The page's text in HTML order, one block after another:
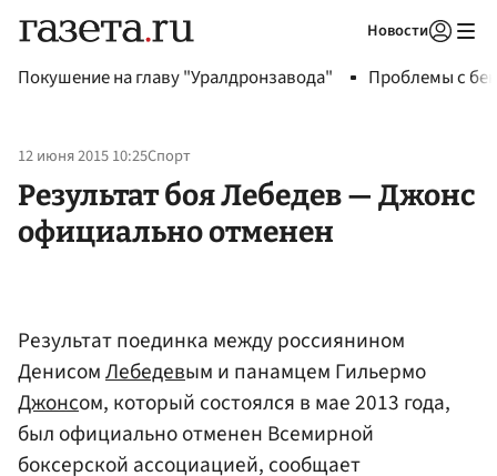
Новости
Покушение на главу "Уралдронзавода" Проблемы с
12 июня 2015 10:25Спорт
Результат боя Лебедев — Джонс
официально отменен
Результат поединка между россиянином
ДенисомЛебедевым и панамцем Гильермо
Джонсом, который состоялся в мае 2013 года,
был официально отменен Всемирной
боксерской ассоциацией, сообщает